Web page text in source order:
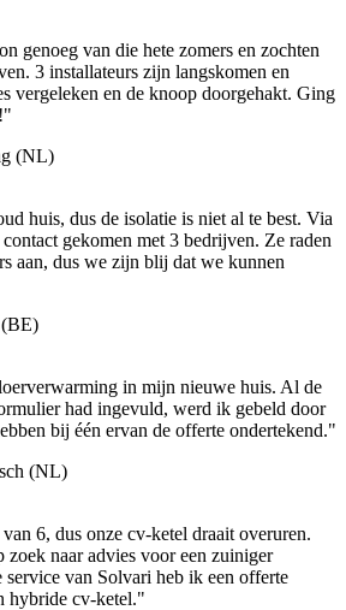
genoeg van die hete zomers en zochten
3 installateurs zijn langskomen en
vergeleken en de knoop doorgehakt. Ging
(NL)
huis, dus de isolatie is niet al te best. Via
gekomen met 3 bedrijven. Ze raden
aan, dus we zijn blij dat we kunnen
in mijn nieuwe huis. Al de
had ingevuld, werd ik gebeld door
bij één ervan de offerte ondertekend."
(NL)
6, dus onze cv-ketel draait overuren.
zoek naar advies voor een zuiniger
service van Solvari heb ik een offerte
hybride cv-ketel."